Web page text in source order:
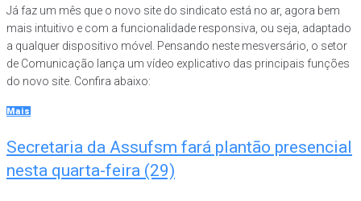
Já faz um mês que o novo site do sindicato está no ar, agora bem
mais intuitivo e com a funcionalidade responsiva, ou seja, adaptado
a qualquer dispositivo móvel. Pensando neste mesversário, o setor
de Comunicação lança um vídeo explicativo das principais funções
do novo site. Confira abaixo:
Mais
Secretaria da Assufsm fará plantão presencial
nesta quarta-feira (29)